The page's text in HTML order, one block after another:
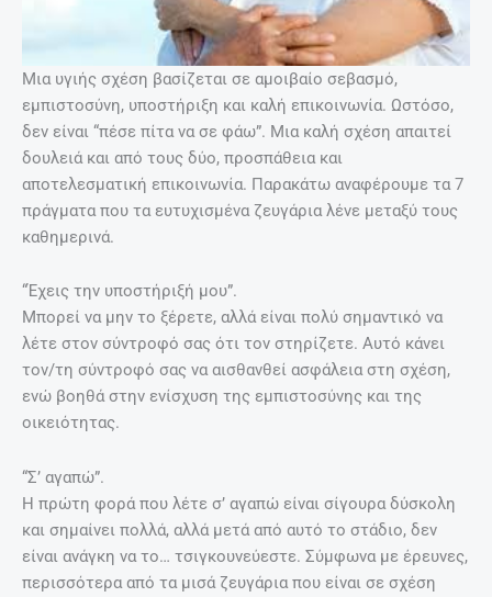
Μια υγιής σχέση βασίζεται σε αμοιβαίο σεβασμό,
εμπιστοσύνη, υποστήριξη και καλή επικοινωνία. Ωστόσο,
δεν είναι “πέσε πίτα να σε φάω”. Μια καλή σχέση απαιτεί
δουλειά και από τους δύο, προσπάθεια και
αποτελεσματική επικοινωνία. Παρακάτω αναφέρουμε τα 7
πράγματα που τα ευτυχισμένα ζευγάρια λένε μεταξύ τους
καθημερινά.
“Έχεις την υποστήριξή μου”.
Μπορεί να μην το ξέρετε, αλλά είναι πολύ σημαντικό να
λέτε στον σύντροφό σας ότι τον στηρίζετε. Αυτό κάνει
τον/τη σύντροφό σας να αισθανθεί ασφάλεια στη σχέση,
ενώ βοηθά στην ενίσχυση της εμπιστοσύνης και της
οικειότητας.
“Σ’ αγαπώ”.
Η πρώτη φορά που λέτε σ’ αγαπώ είναι σίγουρα δύσκολη
και σημαίνει πολλά, αλλά μετά από αυτό το στάδιο, δεν
είναι ανάγκη να το… τσιγκουνεύεστε. Σύμφωνα με έρευνες,
περισσότερα από τα μισά ζευγάρια που είναι σε σχέση